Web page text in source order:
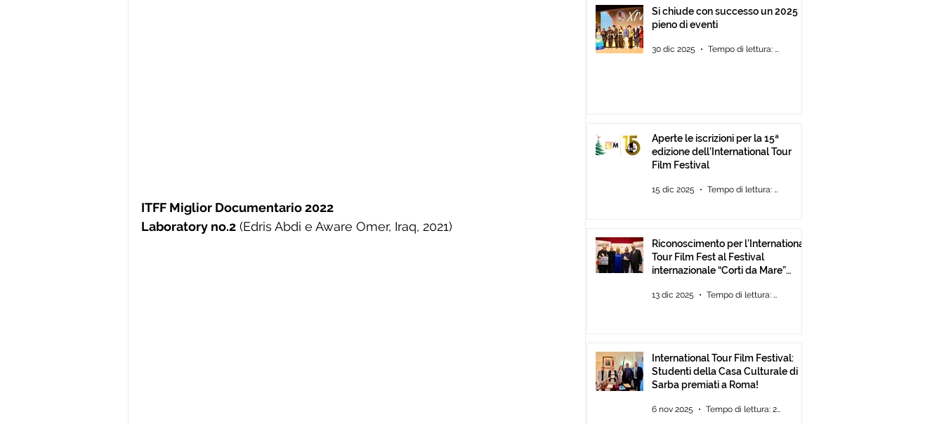
ITFF Miglior Documentario 2022
Laboratory no.2 (Edris Abdi e Aware Omer, Iraq, 2021)
Si chiude con successo un 2025
pieno di eventi
30 dic 2025 Tempo di lettura: 2 min
Aperte le iscrizioni per la 15ª
edizione dell’International Tour
Film Festival
15 dic 2025 Tempo di lettura: 2 min
Riconoscimento per l’International
Tour Film Fest al Festival
internazionale “Corti da Mare”
13 dic 2025 Tempo di lettura: 2 min
International Tour Film Festival:
Studenti della Casa Culturale di
Sarba premiati a Roma!
6 nov 2025 Tempo di lettura: 2 min